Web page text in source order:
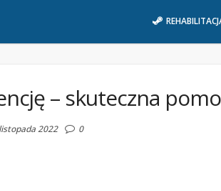
– skuteczna
2022 0